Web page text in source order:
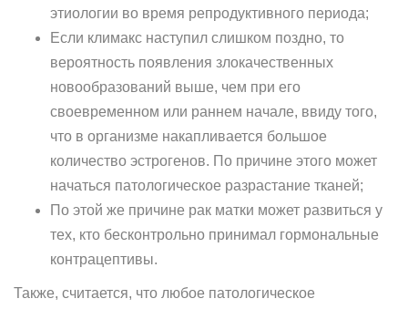
этиологии во время репродуктивного периода;
Если климакс наступил слишком поздно, то
вероятность появления злокачественных
новообразований выше, чем при его
своевременном или раннем начале, ввиду того,
что в организме накапливается большое
количество эстрогенов. По причине этого может
начаться патологическое разрастание тканей;
По этой же причине рак матки может развиться у
тех, кто бесконтрольно принимал гормональные
контрацептивы.
Также, считается, что любое патологическое